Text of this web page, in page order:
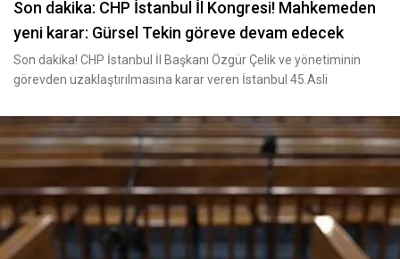
Son dakika: CHP İstanbul İl Kongresi! Mahkemeden
yeni karar: Gürsel Tekin göreve devam edecek
Son dakika! CHP İstanbul İl Başkanı Özgür Çelik ve yönetiminin
görevden uzaklaştırılmasına karar veren İstanbul 45.Asli